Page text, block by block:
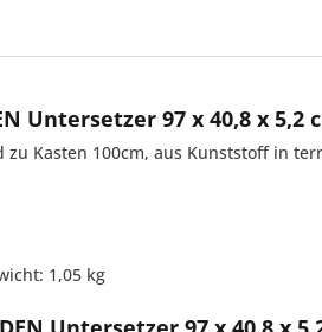
Untersetzer 97 x 40,8 x
zu Kasten 100cm, aus Kunststoff in
1,05 kg